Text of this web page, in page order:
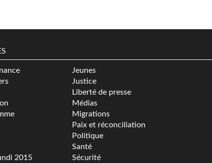
2015
Jeunes
Justice
Liberté de presse
Médias
Migrations
Paix et réconciliation
Politique
Santé
Sécurité